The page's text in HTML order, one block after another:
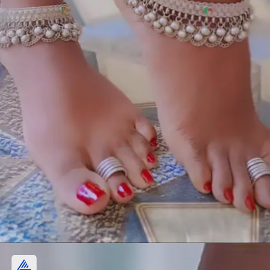
झरोखा पायल विद बिग साइड सिल्वर बीड्स